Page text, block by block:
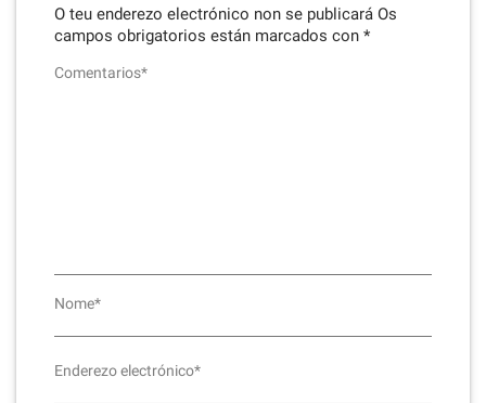
O teu enderezo electrónico non se publicará Os
campos obrigatorios están marcados con *
Comentarios*
Nome*
Enderezo electrónico*